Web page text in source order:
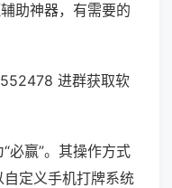
助神器，有需要的
进群获取软
必赢”。其操作方式
定义手机打牌系统